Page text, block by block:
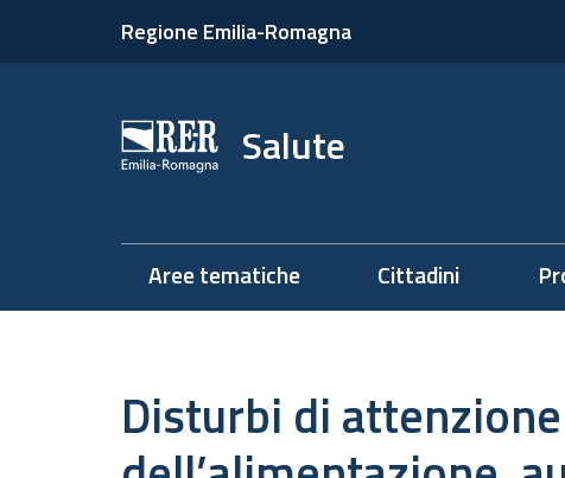
Regione Emilia-Romagna
Salute
Aree tematiche Cittadini
Disturbi di